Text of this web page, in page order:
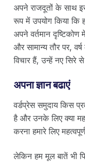
अपने राजदूतों के साथ
रूप में उपयोग किया कि
अपने वर्तमान
और सामान्य तौर पर,
विचार हैं, उन्हें नए सिरे
अपना ज्ञान बढाएं
वर्डप्रेस समुदाय किस
है और उनके लिए क्या
करना हमारे लिए
लेकिन हम मूल बातें भी